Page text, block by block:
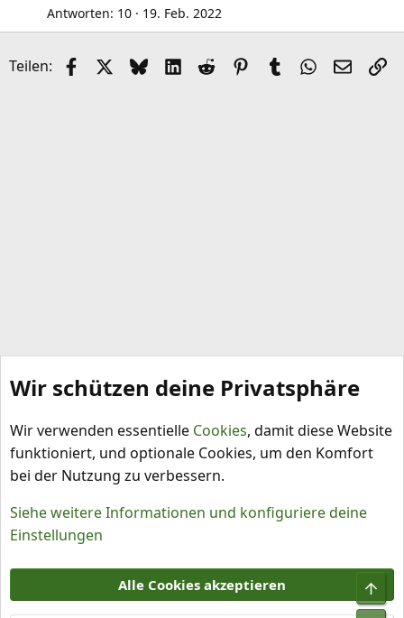
n
Antworten 10 19. Feb. 2022
Teilen: FacebookX (Twitter)
BlueskyLinkedIn
Reddit Pinterest
Tumblr WhatsApp
E-Mail
Meine Chilis
Nutzungsbedingungen
Datenschutz
Hilfe und Impressum
R
Wir schützen deine Privatsphäre
Wir verwenden essentielle Cookies, damit diese Website
funktioniert, und optionale Cookies, um den Komfort
bei der Nutzung zu verbessern.
Siehe weitere Informationen und konfiguriere deine
Einstellungen
Alle Cookies akzeptieren